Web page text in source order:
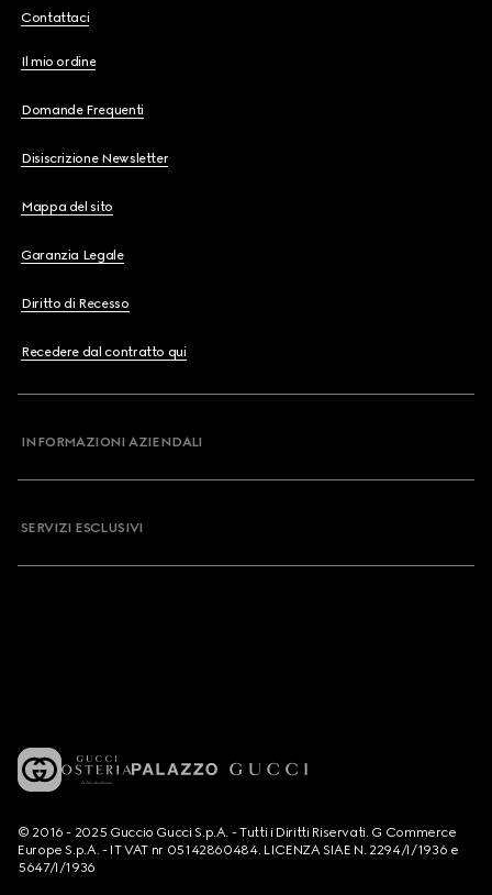
Contattaci
Il mio ordine
Domande Frequenti
Disiscrizione Newsletter
Mappa del sito
Garanzia Legale
Diritto di Recesso
Recedere dal contratto qui
INFORMAZIONI AZIENDALI
SERVIZI ESCLUSIVI
© 2016 - 2025 Guccio Gucci S.p.A. - Tutti i Diritti Riservati. G Commerce
Europe S.p.A. - IT VAT nr 05142860484. LICENZA SIAE N. 2294/I/1936 e
5647/I/1936